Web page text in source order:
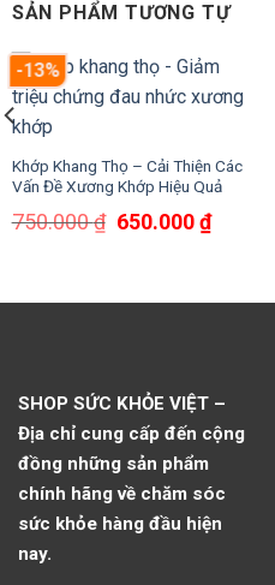
SẢN PHẨM TƯƠNG TỰ
-13%
Khớp Khang Thọ – Cải Thiện Các
Vấn Đề Xương Khớp Hiệu Quả
750.000₫ Giá
650.000₫Giá
hiện
SHOP SỨC KHỎE VIỆT –
Địa chỉ cung cấp đến cộng
đồng những sản phẩm
chính hãng về chăm sóc
sức khỏe hàng đầu hiện
nay.